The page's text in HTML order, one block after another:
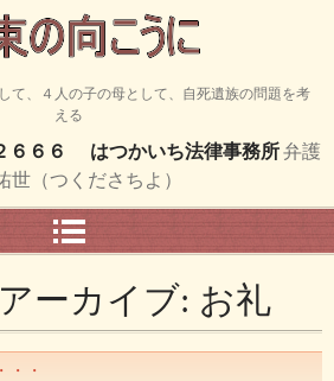
て、４人の子の母として、自死遺族の問題を考
える
６６６ はつかいち法律事務所弁護
世（つくださちよ）
ーカイブ: お礼
・・